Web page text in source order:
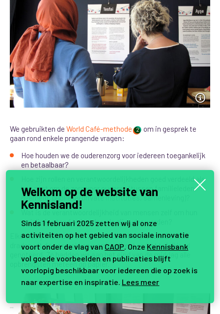
We gebruikten deWorld Café-methode 2
om in gesprek te
gaan rond enkele prangende vragen:
Hoe houden we de ouderenzorg voor iedereen toegankelijk
en betaalbaar?
Hoe zijn rollen en verantwoordelijkheden goed verdeeld als
het gaat om de zorg voor ouderen (tussen familieleden,
overheid, publieke/private instituties, samenleving)?
welzijn in stand te houden als zij ouder worden?
Elke vraag werd aan een andere tafel besproken. De rode
draden uit de gesprekken werden direct op het tafelkleed
genoteerd. Zo hadden we aan het eind van de middag alle
opbrengstenmeteen op papier.
Welkom op de website van
Kennisland!
Sinds 1 februari 2025 zetten wij al onze
activiteiten op het gebied van sociale innovatie
voort onder de vlag van CAOP . Onze Kennisbank
vol goede voorbeelden en publicaties blijft
voorlopig beschikbaar voor iedereen die op zoek is
naar expertise en inspiratie. Lees meer